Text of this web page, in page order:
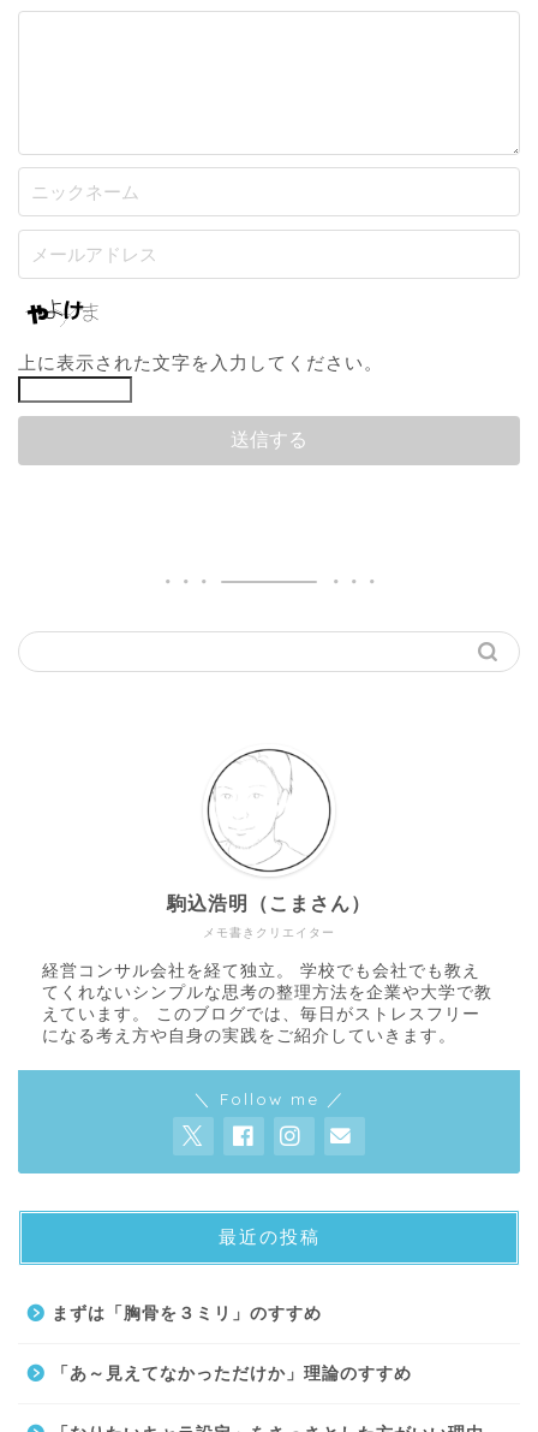
上に表示された文字を入力してください。
メモ書きクリエイター
駒込浩明（こまさん）
経営コンサル会社を経て独立。 学校でも会社でも教え
てくれないシンプルな思考の整理方法を企業や大学で教
えています。 このブログでは、毎日がストレスフリー
になる考え方や自身の実践をご紹介していきます。
＼ Follow me ／
最近の投稿
まずは「胸骨を３ミリ」のすすめ
「あ～見えてなかっただけか」理論のすすめ
サイトマップ